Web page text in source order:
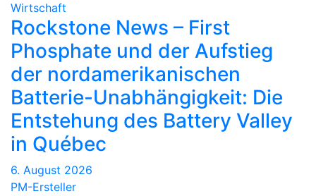
Wirtschaft
Rockstone News – First
Phosphate und der Aufstieg
der nordamerikanischen
Batterie-Unabhängigkeit: Die
Entstehung des Battery Valley
in Québec
6. August 2026
PM-Ersteller